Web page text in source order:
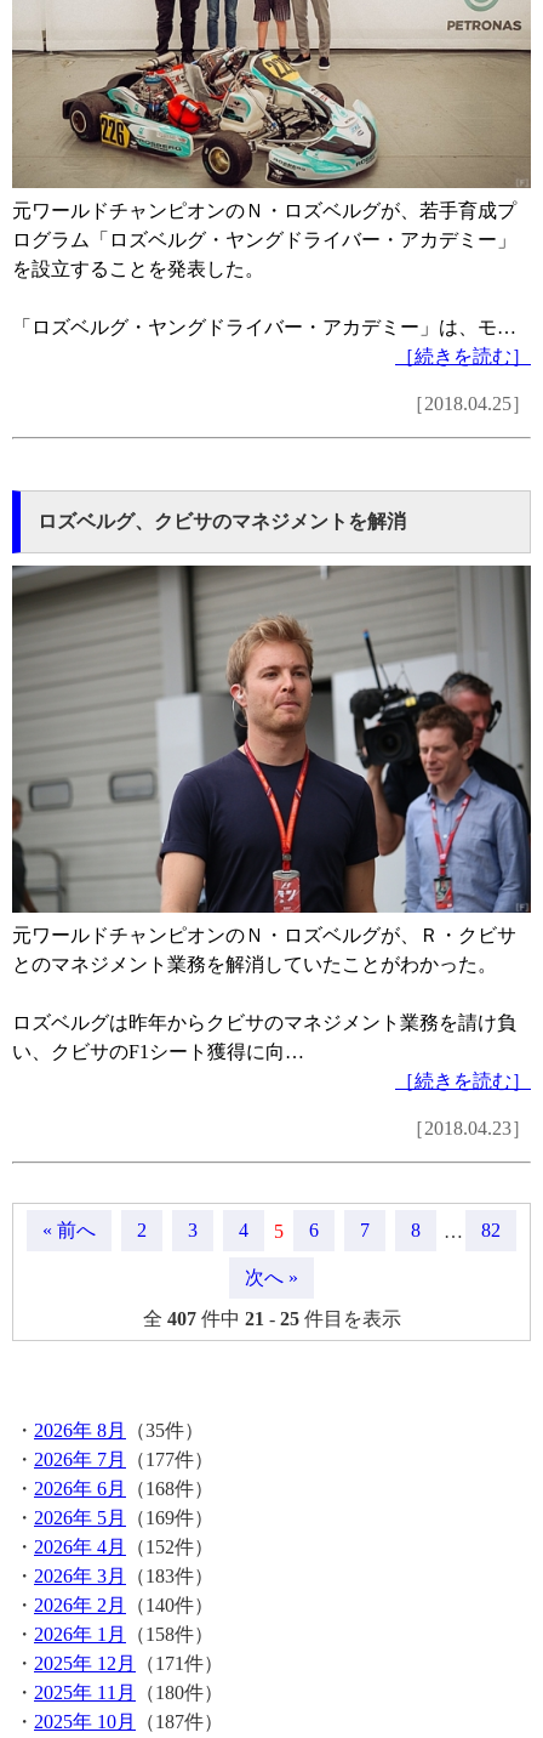
元ワールドチャンピオンのＮ・ロズベルグが、若手育成プ
ログラム「ロズベルグ・ヤングドライバー・アカデミー」
を設立することを発表した。
「ロズベルグ・ヤングドライバー・アカデミー」は、モ…
［続きを読む］
［2018.04.25］
ロズベルグ、クビサのマネジメントを解消
元ワールドチャンピオンのＮ・ロズベルグが、Ｒ・クビサ
とのマネジメント業務を解消していたことがわかった。
ロズベルグは昨年からクビサのマネジメント業務を請け負
い、クビサのF1シート獲得に向…
［続きを読む］
［2018.04.23］
« 前へ 2 3 4 5 6 7 8 … 82
次へ »
全 407件中 21 - 25件目を表示
・ 2026年 8月
（35件）
・ 2026年 7月
（177件）
・ 2026年 6月
（168件）
・ 2026年 5月
（169件）
・ 2026年 4月
（152件）
・ 2026年 3月
（183件）
・ 2026年 2月
（140件）
・ 2026年 1月
（158件）
・ 2025年 12月
（171件）
・ 2025年 11月
（180件）
・ 2025年 10月
（187件）